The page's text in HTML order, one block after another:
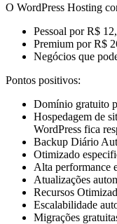
O WordPress Hosting
Pessoal por R$
Premium por R$
Negócios que
Pontos positivos:
Domínio gratuito
Hospedagem de
WordPress fica
Backup Diário
Otimizado
Alta performance
Atualizações
Recursos
Escalabilidade
Migrações